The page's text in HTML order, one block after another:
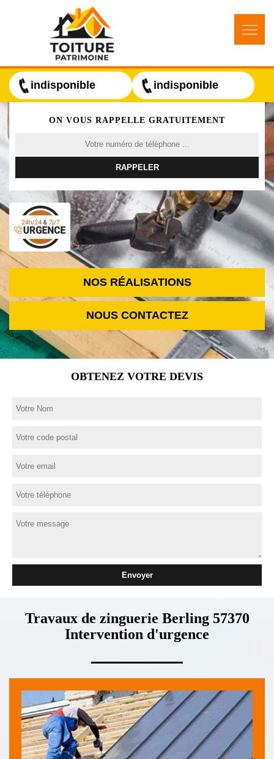
indisponible indisponible
ON VOUS RAPPELLE GRATUITEMENT
NOS RÉALISATIONS
NOUS CONTACTEZ
OBTENEZ VOTRE DEVIS
Travaux de zinguerie Berling 57370
Intervention d'urgence